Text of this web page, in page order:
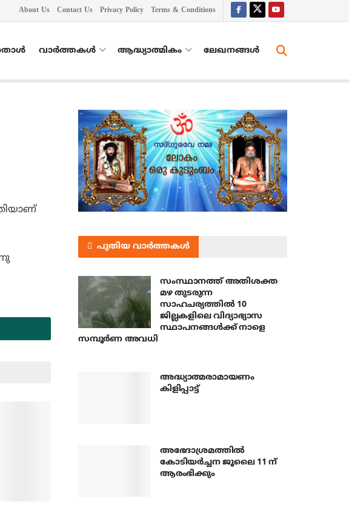
About Us Contact Us Privacy Policy Terms & Conditions
വാർത്തകൾ ആദ്ധ്യാത്മികം ലേഖനങ്ങള്‍
പുതിയ വാർത്തകൾ
സംസ്ഥാനത്ത് അതിശക്ത
മഴ തുടരുന്ന
സാഹചര്യത്തിൽ 10
ജില്ലകളിലെ വിദ്യാഭ്യാസ
സ്ഥാപനങ്ങൾക്ക് നാളെ
സമ്പൂർണ അവധി
അദ്ധ്യാത്മരാമായണം
കിളിപ്പാട്ട്
അഭേദാശ്രമത്തില്‍
കോടിയര്‍ച്ചന ജൂലൈ 11 ന്
ആരംഭിക്കും